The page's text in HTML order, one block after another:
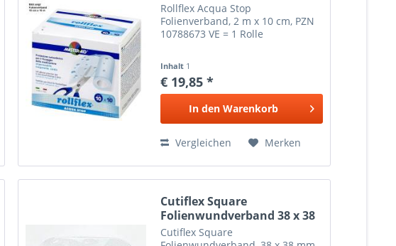
Rollflex Acqua Stop
Folienverband, 2 m x 10 cm, PZN
10788673 VE = 1 Rolle
Inhalt 1
€ 19,85 *
In den Warenkorb
Vergleichen Merken
Cutiflex Square
Folienwundverband 38 x 38
mm...
Cutiflex Square